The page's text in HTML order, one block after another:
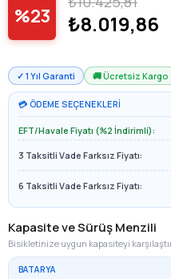
23 ₺8.019,86
✓ 1 Yıl Garanti 🚚 Ücretsiz Kargo
💳 ÖDEME SEÇENEKLERI
EFT/Havale Fiyatı (%2 İndirimli):
3 Taksitli Vade Farksız Fiyatı:
6 Taksitli Vade Farksız Fiyatı:
Kapasite ve Sürüş Menzili
Bisikletinize uygun kapasiteyi
BATARYA